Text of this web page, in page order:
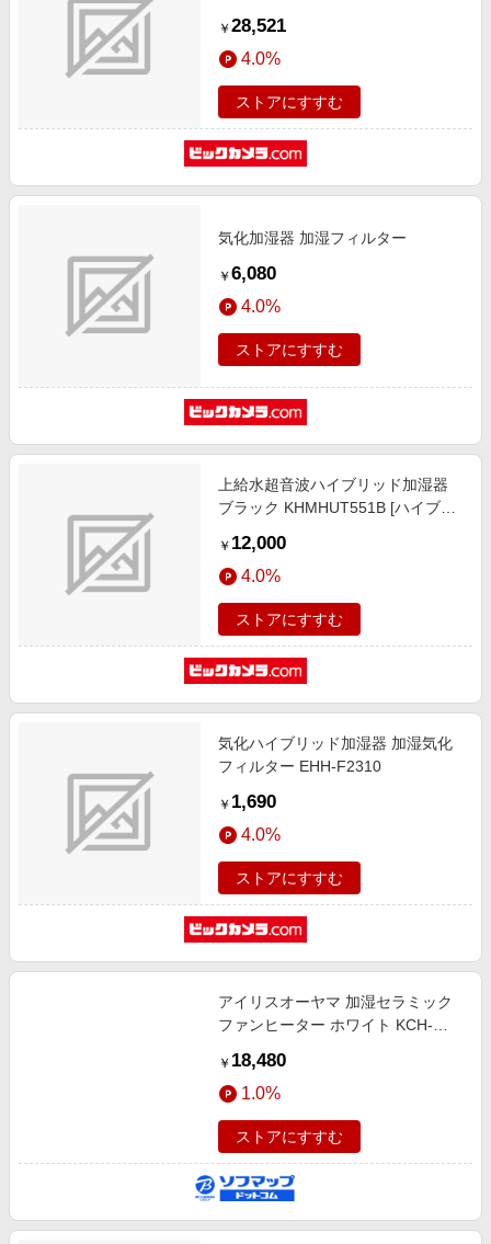
￥ 28,521
4.0%
ストアにすすむ
気化加湿器 加湿フィルター
￥ 6,080
4.0%
ストアにすすむ
上給水超音波ハイブリッド加湿器
ブラック KHMHUT551B [ハイブリ
￥ 12,000
4.0%
ストアにすすむ
気化ハイブリッド加湿器 加湿気化
フィルター EHH-F2310
￥ 1,690
4.0%
ストアにすすむ
アイリスオーヤマ 加湿セラミック
ファンヒーター ホワイト KCH-
￥ 18,480
1.0%
ストアにすすむ